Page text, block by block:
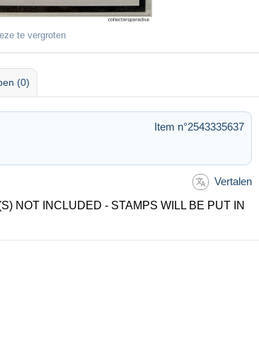
te vergroten
(0)
Item n°2543335637
Vertalen
NOT INCLUDED - STAMPS WILL BE PUT IN